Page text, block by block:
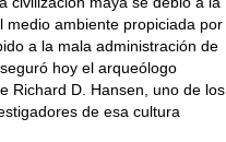
medio ambiente propiciada por
a la mala administración de
hoy el arqueólogo
Richard D. Hansen, uno de los
de esa cultura